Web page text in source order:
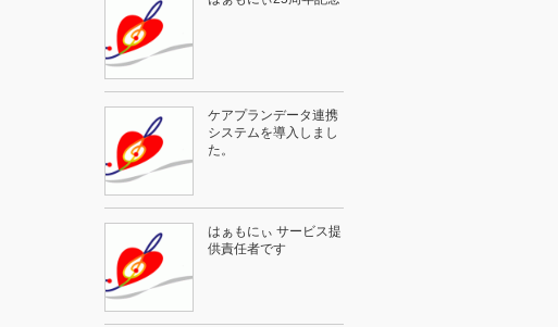
ケアプランデータ連携
システムを導入しまし
た。
はぁもにぃ サービス提
供責任者です